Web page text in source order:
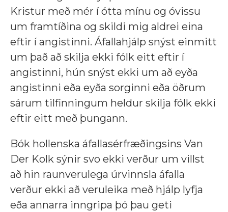
Kristur með mér í ótta mínu og óvissu
um framtíðina og skildi mig aldrei eina
eftir í angistinni. Áfallahjálp snýst einmitt
um það að skilja ekki fólk eitt eftir í
angistinni, hún snýst ekki um að eyða
angistinni eða eyða sorginni eða öðrum
sárum tilfinningum heldur skilja fólk ekki
eftir eitt með þungann.
Bók hollenska áfallasérfræðingsins Van
Der Kolk sýnir svo ekki verður um villst
að hin raunverulega úrvinnsla áfalla
verður ekki að veruleika með hjálp lyfja
eða annarra inngripa þó þau geti